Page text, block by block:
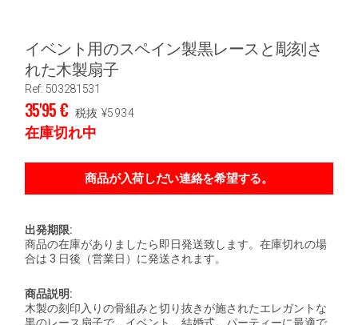
イベント用のスペイン製黒レースと彫刻さ
れた木製扇子
Ref: 503281531
35'95€ 税抜 ¥5934
在庫切れ中
出発期限:
商品の在庫がありましたら即日発送致します。在庫切れの場
合は 3 日後（営業日）に発送されます。
商品説明:
木製の刻印入りの骨組みと切り抜きが施されたエレガントな